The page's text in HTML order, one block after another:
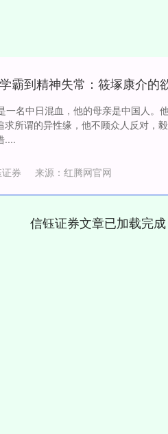
一名中日混血，他的母亲是中国人。
所谓的异性缘，他不顾众人反对，
....
来源：红腾网官网
券
信钰证券文章已加载完成